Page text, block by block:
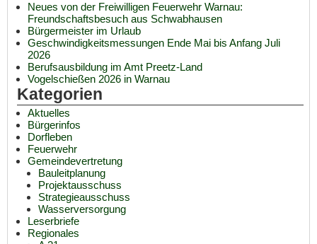
Neues von der Freiwilligen Feuerwehr Warnau:
Freundschaftsbesuch aus Schwabhausen
Bürgermeister im Urlaub
Geschwindigkeitsmessungen Ende Mai bis Anfang Juli
2026
Berufsausbildung im Amt Preetz-Land
Vogelschießen 2026 in Warnau
Kategorien
Aktuelles
Bürgerinfos
Dorfleben
Feuerwehr
Gemeindevertretung
Bauleitplanung
Projektausschuss
Strategieausschuss
Wasserversorgung
Leserbriefe
Regionales